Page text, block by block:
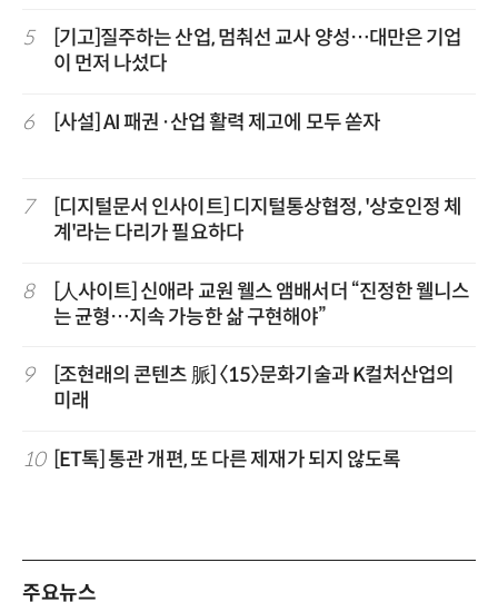
5
[기고]질주하는 산업, 멈춰선 교사 양성…대만은 기업
이 먼저 나섰다
6 [사설] AI 패권·산업 활력 제고에 모두 쏟자
7
[디지털문서 인사이트] 디지털통상협정, '상호인정 체
계'라는 다리가 필요하다
8
[人사이트] 신애라 교원 웰스 앰배서더 “진정한 웰니스
는 균형…지속 가능한 삶 구현해야”
9
[조현래의 콘텐츠 脈] 〈15〉문화기술과 K컬처산업의
미래
10 [ET톡] 통관 개편, 또 다른 제재가 되지 않도록
주요뉴스